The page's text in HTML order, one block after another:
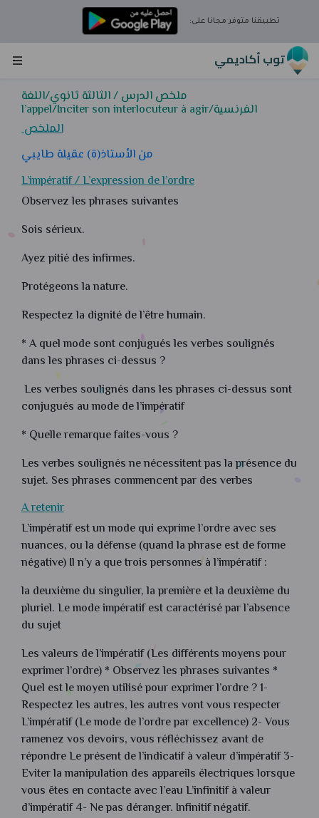
تطبيقنا متوفر مجانا على:
توب أكاديمي
ملخص الدرس / الثالثة ثانوي/اللغة
الفرنسية/l’appel/Inciter son interlocuteur à agir
الملخص
من الأستاذ(ة) عقيلة طايبي
L’impératif / L’expression de l’ordre
Observez les phrases suivantes
Sois sérieux.
Ayez pitié des infirmes.
Protégeons la nature.
Respectez la dignité de l’être humain.
* A quel mode sont conjugués les verbes soulignés
dans les phrases ci-dessus ?
Les verbes soulignés dans les phrases ci-dessus sont
conjugués au mode de l’impératif
* Quelle remarque faites-vous ?
Les verbes soulignés ne nécessitent pas la présence du
sujet. Ses phrases commencent par des verbes
A retenir
L’impératif est un mode qui exprime l’ordre avec ses
nuances, ou la défense (quand la phrase est de forme
négative) Il n’y a que trois personnes à l’impératif :
la deuxième du singulier, la première et la deuxième du
pluriel. Le mode impératif est caractérisé par l’absence
du sujet
Les valeurs de l’impératif (Les différents moyens pour
exprimer l’ordre) * Observez les phrases suivantes *
Quel est le moyen utilisé pour exprimer l’ordre ? 1-
Respectez les autres, les autres vont vous respecter
L’impératif (Le mode de l’ordre par excellence) 2- Vous
ramenez vos devoirs, vous réfléchissez avant de
répondre Le présent de l’indicatif à valeur d’impératif 3-
Eviter la manipulation des appareils électriques lorsque
vous êtes en contacte avec l’eau L’infinitif à valeur
d’impératif 4- Ne pas déranger. Infinitif négatif.
تحميل تطبيق توب أكاديمي
قم بتنزيل التطبيق واستمتع
دروس لجميع المواد
تحديات عبر الإنترنت مع
طلاب آخرين مسجلين